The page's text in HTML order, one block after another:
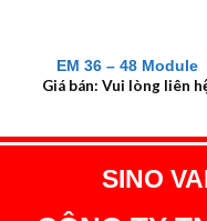
EM 36 – 48 Module
Giá bán: Vui lòng liên
SINO